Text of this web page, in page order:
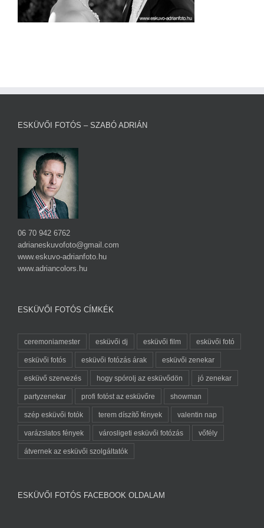
ESKÜVŐI FOTÓS – SZABÓ ADRIÁN
06 70 942 6762
adrianeskuvofoto@gmail.com
www.eskuvo-adrianfoto.hu
www.adriancolors.hu
ESKÜVŐI FOTÓS CÍMKÉK
ceremoniamester esküvői dj esküvői film esküvői fotó
esküvői fotós esküvői fotózás árak esküvői zenekar
esküvő szervezés hogy spórolj az esküvődön jó zenekar
partyzenekar profi fotóst az esküvőre showman
szép esküvői fotók terem díszítő fények valentin nap
varázslatos fények városligeti esküvői fotózás vőfély
átvernek az esküvői szolgáltatók
ESKÜVŐI FOTÓS FACEBOOK OLDALAM